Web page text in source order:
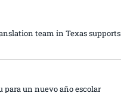
team in Texas supports
para un nuevo año escolar